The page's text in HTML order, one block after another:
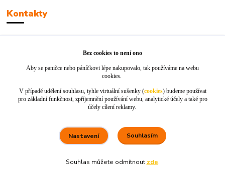
Kontakty
info@jackie-shop.cz
Vytvořeno na Eshop-rychle.cz
Bez cookies to není ono
Aby se paničce nebo páníčkovi lépe nakupovalo, tak používáme na webu
cookies.
V případě udělení souhlasu, tyhle virtuální sušenky (cookies) budeme používat
pro základní funkčnost, zpříjemnění používání webu, analytické účely a také pro
účely cílení reklamy.
Nastavení Souhlasím
Souhlas můžete odmítnout zde.
5. srpna
100 %★★★★★